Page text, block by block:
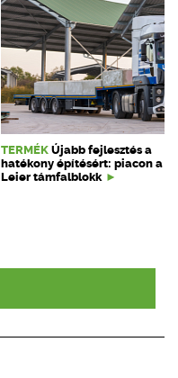
TERMÉK Újabb fejlesztés a
hatékony építésért: piacon a
Leier támfalblokk